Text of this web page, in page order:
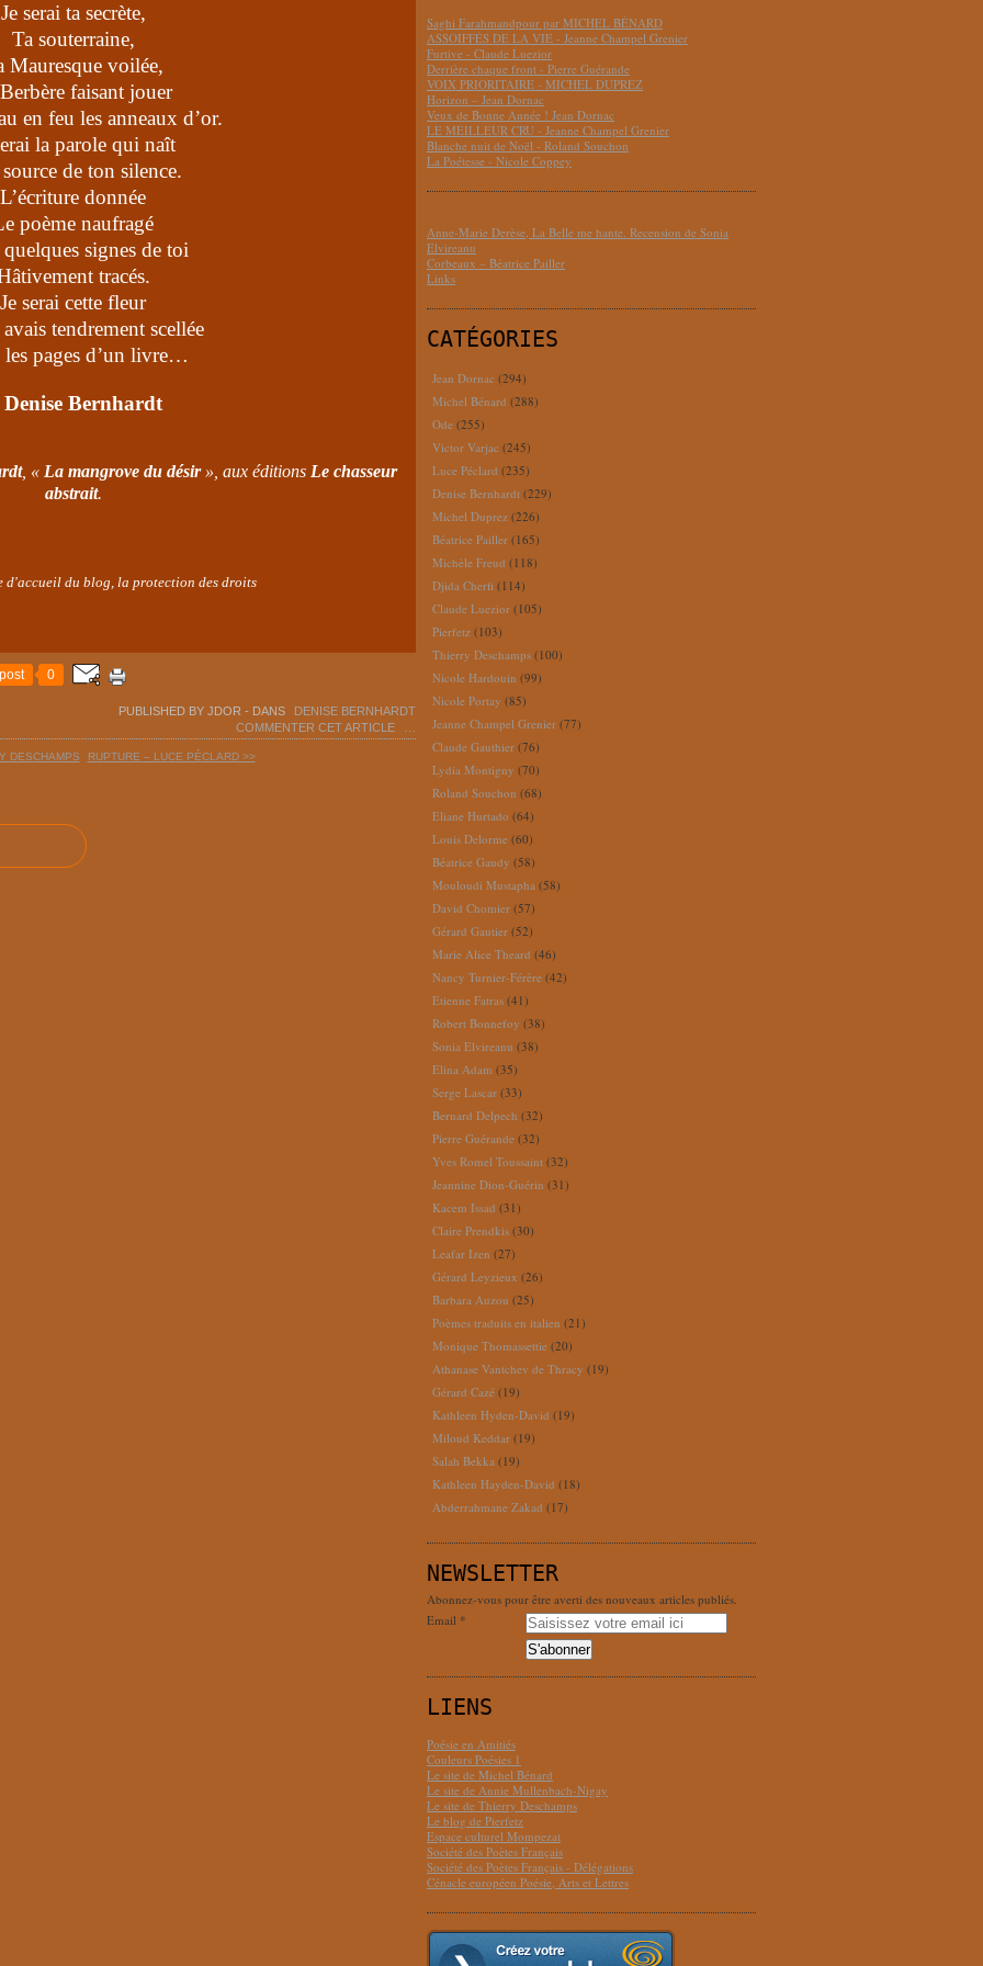
Je serai ta secrète,
Ta souterraine,
Mauresque voilée,
faisant jouer
en feu les anneaux d’or.
la parole qui naît
de ton silence.
L’écriture donnée
poème naufragé
signes de toi
tracés.
Je serai cette fleur
tendrement scellée
les pages d’un livre…
Bernhardt
, « La mangrove du désir», aux éditions Le chasseur
abstrait.
d'accueil du blog, la protection des droits
0
PUBLISHED BY JDOR - DANS
DENISE BERNHARDT
COMMENTER CET ARTICLE
DESCHAMPS RUPTURE – LUCE PÉCLARD >>
Saghi Farahmandpour par MICHEL BÉNARD
ASSOIFFÉS DE LA VIE - Jeanne Champel Grenier
Furtive - Claude Luezior
Derrière chaque front - Pierre Guérande
VOIX PRIORITAIRE - MICHEL DUPREZ
Horizon – Jean Dornac
Veux de Bonne Année ! Jean Dornac
LE MEILLEUR CRU - Jeanne Champel Grenier
Blanche nuit de Noël - Roland Souchon
La Poétesse - Nicole Coppey
Anne-Marie Derèse, La Belle me hante. Recension de Sonia
Elvireanu
Corbeaux – Béatrice Pailler
Links
CATÉGORIES
Jean Dornac (294)
Michel Bénard (288)
Ode (255)
Victor Varjac (245)
Luce Péclard (235)
Denise Bernhardt (229)
Michel Duprez (226)
Béatrice Pailler (165)
Michèle Freud (118)
Djida Cherfi (114)
Claude Luezior (105)
Pierfetz (103)
Thierry Deschamps (100)
Nicole Hardouin (99)
Nicole Portay (85)
Jeanne Champel Grenier (77)
Claude Gauthier (76)
Lydia Montigny (70)
Roland Souchon (68)
Eliane Hurtado (64)
Louis Delorme (60)
Béatrice Gaudy (58)
Mouloudi Mustapha (58)
David Chomier (57)
Gérard Gautier (52)
Marie Alice Theard (46)
Nancy Turnier-Férère (42)
Etienne Fatras (41)
Robert Bonnefoy (38)
Sonia Elvireanu (38)
Elina Adam (35)
Serge Lascar (33)
Bernard Delpech (32)
Pierre Guérande (32)
Yves Romel Toussaint (32)
Jeannine Dion-Guérin (31)
Kacem Issad (31)
Claire Prendkis (30)
Leafar Izen (27)
Gérard Leyzieux (26)
Barbara Auzou (25)
Poèmes traduits en italien (21)
Monique Thomassettie (20)
Athanase Vantchev de Thracy (19)
Gérard Cazé (19)
Kathleen Hyden-David (19)
Miloud Keddar (19)
Salah Bekka (19)
Kathleen Hayden-David (18)
Abderrahmane Zakad (17)
NEWSLETTER
Abonnez-vous pour être averti des nouveaux articles publiés.
Email
LIENS
Poésie en Amitiés
Couleurs Poésies 1
Le site de Michel Bénard
Le site de Annie Mullenbach-Nigay
Le site de Thierry Deschamps
Le blog de Pierfetz
Espace culturel Mompezat
Société des Poètes Français
Société des Poètes Français - Délégations
Cénacle européen Poésie, Arts et Lettres